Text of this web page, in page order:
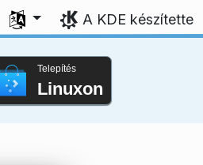
Válasszon nyelvet
A KDE készítette
Telepítés
Linuxon